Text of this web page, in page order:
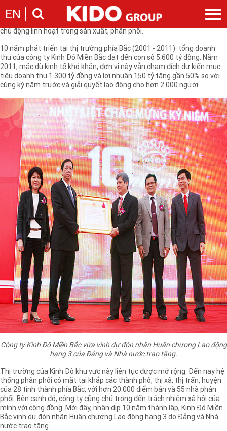
EN
Giới thiệu
Câu chuyện KIDO
Chặng đường
Cam kết của KIDO
Nhà sáng lập
Ngành hàng
Ngành dầu
Ngành bánh
Tin tức
Thông cáo báo chí của tập đoàn
Nhà đầu tư
Thông điệp
Ban điều hành
Báo cáo
Thông tin cổ phần
Các công ty thành viên
Liên hệ
Liên hệ
Nghề nghiệp
Giới thiệu
Nhu cầu tuyển dụng
Bên cạnh nhiều DN phải “thu gọn” sản xuất vì khủng hoảng kinh tế thì
cũng không ít DN biết tận dụng khó khăn để đẩy mạnh thị trường. Điều
này không chỉ đòi hỏi sự nhanh nhạy, nắm bắt thị trường mà DN cần
chủ động linh hoạt trong sản xuất, phân phối.
10 năm phát triển tại thị trường phía Bắc (2001 - 2011) tổng doanh
thu của công ty Kinh Đô Miền Bắc đạt đến con số 5.600 tỷ đồng. Năm
2011, mặc dù kinh tế khó khăn, đơn vị này vẫn chạm đích dự kiến mục
tiêu doanh thu 1.300 tỷ đồng và lợi nhuận 150 tỷ tăng gần 50% so với
cùng kỳ năm trước và giải quyết lao động cho hơn 2.000 người.
Công ty Kinh Đô Miền Bắc vừa vinh dự đón nhận Huân chương Lao động
hạng 3 của Đảng và Nhà nước trao tặng.
Thị trường của Kinh Đô khu vực này liên tục được mở rộng. Đến nay hệ
thống phân phối có mặt tại khắp các thành phố, thị xã, thị trấn, huyện
của 28 tỉnh thành phía Bắc, với hơn 20.000 điểm bán và 55 nhà phân
phối. Bên cạnh đó, công ty cũng chú trọng đến trách nhiệm xã hội của
mình với cộng đồng. Mới đây, nhân dịp 10 năm thành lập, Kinh Đô Miền
Bắc vinh dự đón nhận Huân chương Lao động hạng 3 do Đảng và Nhà
nước trao tặng.